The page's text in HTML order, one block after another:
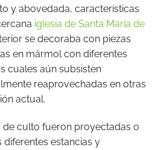
y abovedada, características
iglesia de Santa María de
se decoraba con piezas
en mármol con diferentes
cuales aún subsisten
reaprovechadas en otras
actual.
de culto fueron proyectadas o
estancias y